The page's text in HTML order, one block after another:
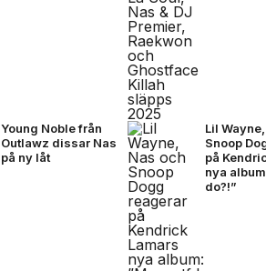
Young Noble från
Outlawz dissar Nas
på ny låt
Lil
Snoop
på
nya
do?!”